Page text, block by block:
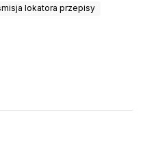
lokatora przepisy